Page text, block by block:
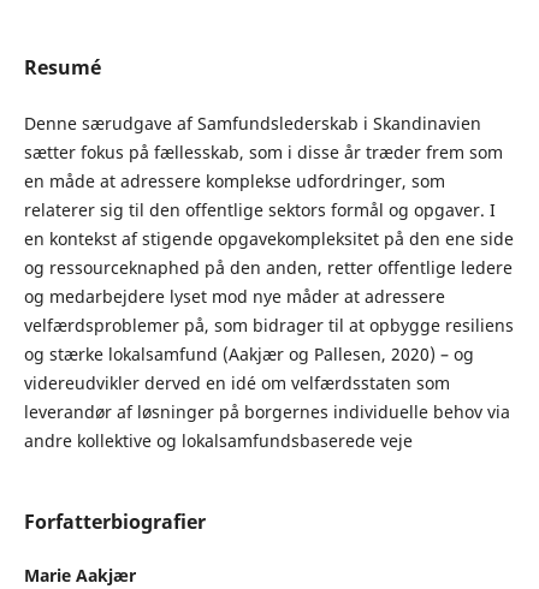
Resumé
Denne særudgave af Samfundslederskab i Skandinavien
sætter fokus på fællesskab, som i disse år træder frem som
en måde at adressere komplekse udfordringer, som
relaterer sig til den offentlige sektors formål og opgaver. I
en kontekst af stigende opgavekompleksitet på den ene side
og ressourceknaphed på den anden, retter offentlige ledere
og medarbejdere lyset mod nye måder at adressere
velfærdsproblemer på, som bidrager til at opbygge resiliens
og stærke lokalsamfund (Aakjær og Pallesen, 2020) – og
videreudvikler derved en idé om velfærdsstaten som
leverandør af løsninger på borgernes individuelle behov via
andre kollektive og lokalsamfundsbaserede veje
Forfatterbiografier
Marie Aakjær